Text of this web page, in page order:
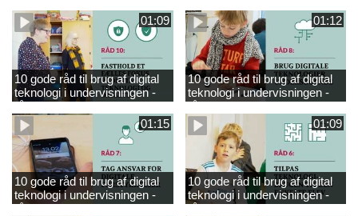
engelsk
råd 9
01:09
10 gode råd til brug af digital
teknologi i undervisningen -
råd 10
01:12
10 gode råd til brug af digital
teknologi i undervisningen -
råd 8
01:15
10 gode råd til brug af digital
teknologi i undervisningen -
råd 7
01:09
10 gode råd til brug af digital
teknologi i undervisningen -
råd 6